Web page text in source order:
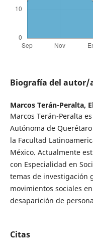
Biografía del autor/
Marcos Terán-Peralta,
Marcos Terán-Peralta
Autónoma de
la Facultad
México. Actualmente
con Especialidad en
temas de investigación
movimientos sociales
desaparición de
Citas